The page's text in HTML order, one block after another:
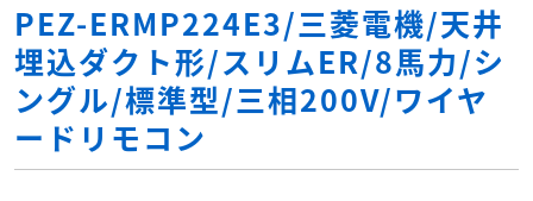
PEZ-ERMP224E3/三菱電機/天井
埋込ダクト形/スリムER/8馬力/シ
ングル/標準型/三相200V/ワイヤ
ードリモコン